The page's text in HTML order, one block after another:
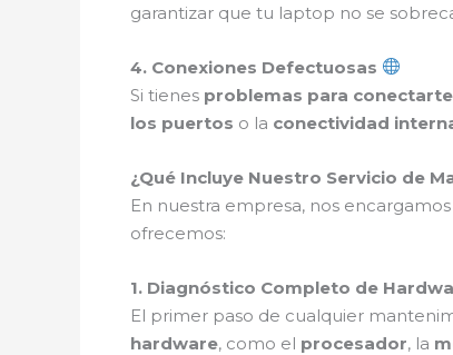
garantizar que tu laptop no se
4. Conexiones Defectuosas
Si tienes problemas para
los puertos o la conectividad
¿Qué Incluye Nuestro Servicio de
En nuestra empresa, nos
ofrecemos:
1. Diagnóstico Completo de
El primer paso de cualquier
hardware, como el procesador, la